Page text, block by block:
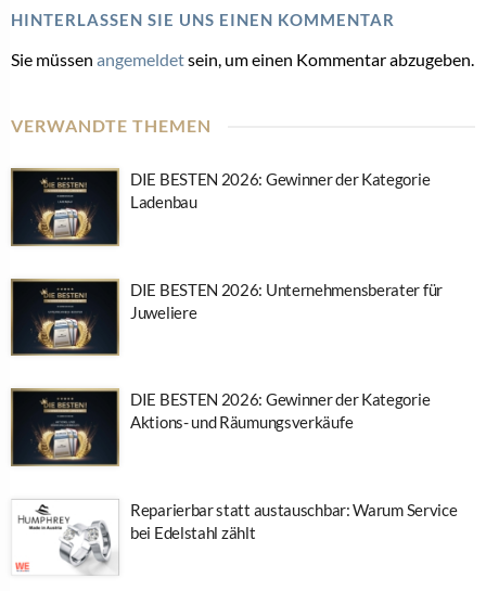
HINTERLASSEN SIE UNS EINEN KOMMENTAR
Sie müssen angemeldetsein, um einen Kommentar abzugeben.
VERWANDTE THEMEN
DIE BESTEN 2026: Gewinner der Kategorie
Ladenbau
DIE BESTEN 2026: Unternehmensberater für
Juweliere
DIE BESTEN 2026: Gewinner der Kategorie
Aktions- und Räumungsverkäufe
Reparierbar statt austauschbar: Warum Service
bei Edelstahl zählt